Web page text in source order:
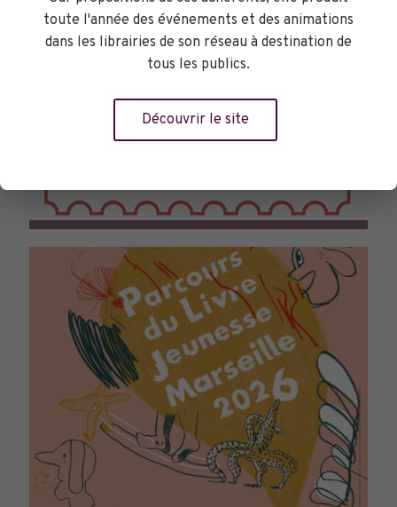
toute l'année des événements et des animations
dans les librairies de son réseau à destination de
tous les publics.
Découvrir le site